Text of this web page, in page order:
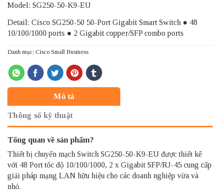
Model: SG250-50-K9-EU
Detail: Cisco SG250-50 50-Port Gigabit Smart Switch ● 48
10/100/1000 ports ● 2 Gigabit copper/SFP combo ports
Danh mục: Cisco Small Business
Mô tả
Thông số kỹ thuật
Tổng quan về sản phẩm?
Thiết bị chuyển mạch Switch SG250-50-K9-EU được thiết kế
với 48 Port tốc độ 10/100/1000, 2 x Gigabit SFP/RJ-45 cung cấp
giải pháp mạng LAN hữu hiệu cho các doanh nghiệp vừa và
nhỏ.